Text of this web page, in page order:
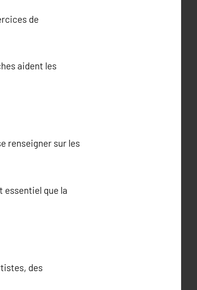
de
aident les
renseigner sur les
essentiel que la
des